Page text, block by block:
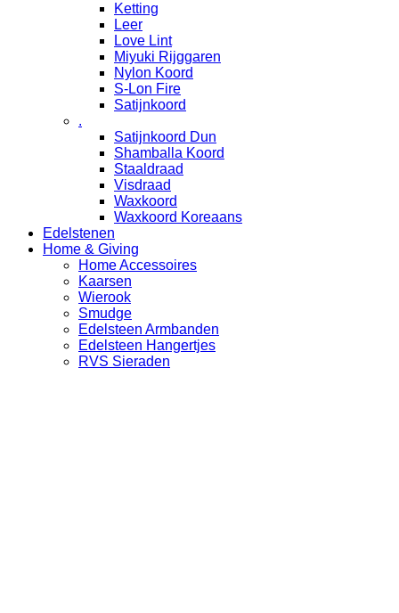
Ketting
Leer
Love Lint
Miyuki Rijggaren
Nylon Koord
S-Lon Fire
Satijnkoord
.
Satijnkoord Dun
Shamballa Koord
Staaldraad
Visdraad
Waxkoord
Waxkoord Koreaans
Edelstenen
Home & Giving
Home Accessoires
Kaarsen
Wierook
Smudge
Edelsteen Armbanden
Edelsteen Hangertjes
RVS Sieraden